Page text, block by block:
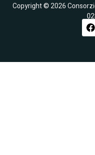
Copyright © 2026